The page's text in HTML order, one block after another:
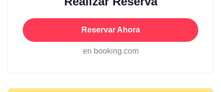
Reservar Ahora
en booking.com